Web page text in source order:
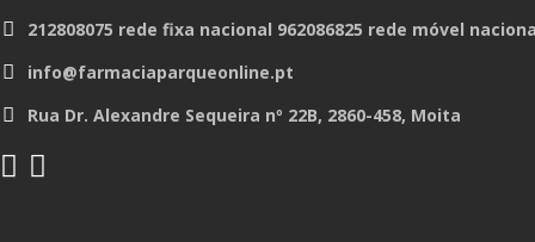
212808075 rede fixa nacional 962086825 rede móvel
info@farmaciaparqueonline.pt
Rua Dr. Alexandre Sequeira nº 22B, 2860-458, Moita